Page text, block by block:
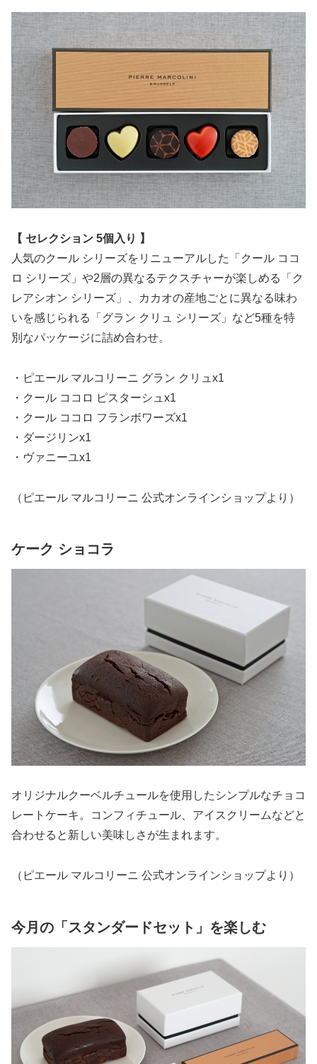
【 セレクション 5個入り 】
人気のクール シリーズをリニューアルした「クール ココ
ロ シリーズ」や2層の異なるテクスチャーが楽しめる「ク
レアシオン シリーズ」、カカオの産地ごとに異なる味わ
いを感じられる「グラン クリュ シリーズ」など5種を特
別なパッケージに詰め合わせ。
・ピエール マルコリーニ グラン クリュx1
・クール ココロ ピスターシュx1
・クール ココロ フランボワーズx1
・ダージリンx1
・ヴァニーユx1
（ピエール マルコリーニ 公式オンラインショップより）
ケーク ショコラ
オリジナルクーベルチュールを使用したシンプルなチョコ
レートケーキ。コンフィチュール、アイスクリームなどと
合わせると新しい美味しさが生まれます。
（ピエール マルコリーニ 公式オンラインショップより）
今月の「スタンダードセット」を楽しむ